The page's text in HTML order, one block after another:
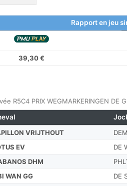
Rapport en jeu
39,30 €
R5C4 PRIX WEGMARKERINGEN
VRIJTHOUT
EV DE
DHM
WAN GG DE